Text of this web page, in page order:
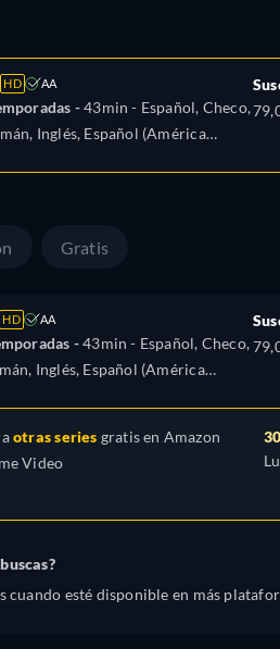
HD AA
-43min - Español, Checo,
Inglés, Español (América
Gratis
HD AA
-43min - Español, Checo,
Inglés, Español (América
otras series gratis en Amazon
Video
cuando esté disponible en más